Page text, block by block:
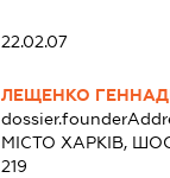
22.02.07
ЛЕЩЕНКО
МІСТО ХАРКІВ,
219